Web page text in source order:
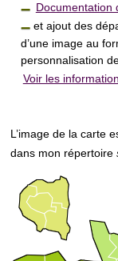
Documentation
et ajout des
d’une image au
personnalisation
Voir les
L’image de la carte
dans mon répertoire